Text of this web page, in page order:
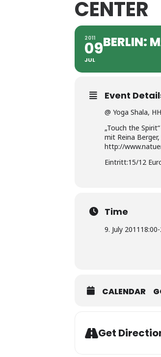
CENTER
2011
09
JUL
BERLIN:
Event
@ Yoga Shala,
„Touch the
mit Reina
http://
Eintritt:15/12
Time
9. July 2011 18:00-
CALENDAR
Get